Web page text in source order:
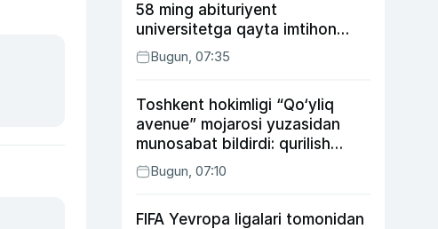
58 ming abituriyent
universitetga qayta imtihon
topshiradi
Bugun, 07:35
Toshkent hokimligi “Qo‘yliq
avenue” mojarosi yuzasidan
munosabat bildirdi: qurilish
ishlarining 53 foizi yakunlangan
Bugun, 07:10
FIFA Yevropa ligalari tomonidan